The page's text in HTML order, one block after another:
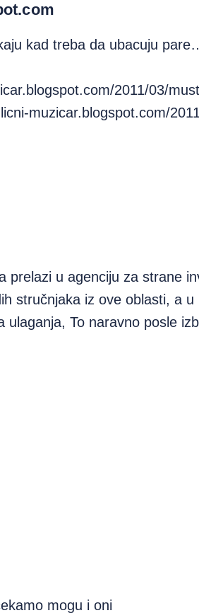
kad treba da ubacuju
2011/03/
muzicar.blogspot.com/
prelazi u agenciju za strane
stručnjaka iz ove oblasti, a u
To naravno posle
mogu i oni